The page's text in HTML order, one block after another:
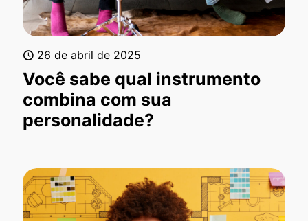
26 de abril de 2025
Você sabe qual instrumento
combina com sua
personalidade?